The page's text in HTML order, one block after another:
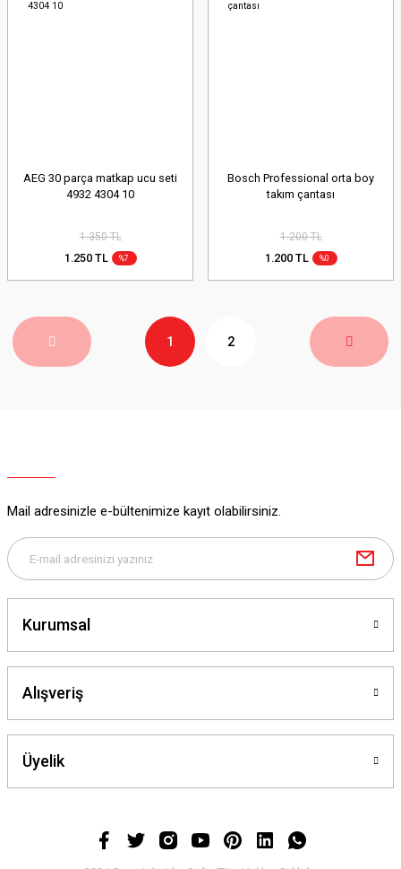
AEG 30 parça matkap ucu seti
4932 4304 10
1.350 TL
1.250 TL %7
Bosch Professional orta boy
takım çantası
1.200 TL
1.200 TL %0
1 2
Mail adresinizle e-bültenimize kayıt olabilirsiniz.
Kurumsal
Alışveriş
Üyelik